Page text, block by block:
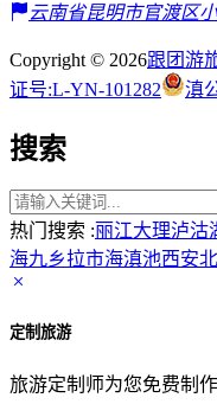
云南省昆明市官渡区
Copyright © 2026跟团游
证号:L-YN-101282
滇
搜索
热门搜索 :丽江大理泸沽
海九乡拉市海滇池西安
定制旅游
旅游定制师为您免费制作